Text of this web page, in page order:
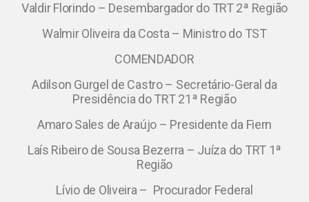
Valdir Florindo – Desembargador do TRT 2ª Região
Walmir Oliveira da Costa – Ministro do TST
COMENDADOR
Adilson Gurgel de Castro – Secretário-Geral da
Presidência do TRT 21ª Região
Amaro Sales de Araújo – Presidente da Fiern
Laís Ribeiro de Sousa Bezerra – Juíza do TRT 1ª
Região
Lívio de Oliveira – Procurador Federal